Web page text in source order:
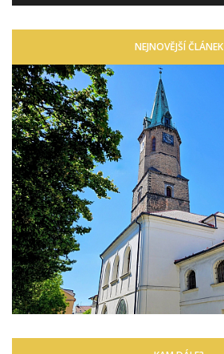
NEJNOVĚJŠÍ ČLÁNEK